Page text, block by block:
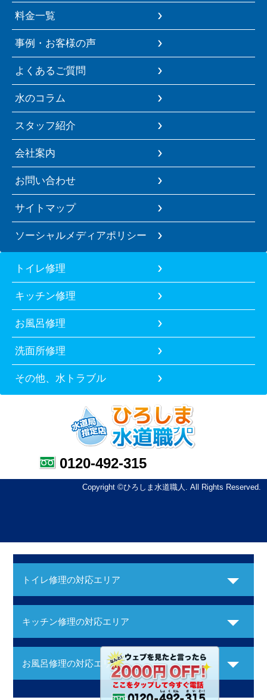
料金一覧
事例・お客様の声
よくあるご質問
水のコラム
スタッフ紹介
会社案内
お問い合わせ
サイトマップ
ソーシャルメディアポリシー
トイレ修理
キッチン修理
お風呂修理
洗面所修理
その他、水トラブル
0120-492-315
Copyright ©ひろしま水道職人. All Rights Reserved.
トイレ修理の対応エリア
キッチン修理の対応エリア
お風呂修理の対応エリア